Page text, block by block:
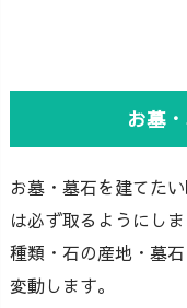
お墓
お墓・墓石を建てた
は必ず取るようにし
種類・石の産地・墓
変動します。